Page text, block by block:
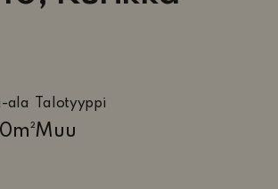
ala Talotyyppi
Muu